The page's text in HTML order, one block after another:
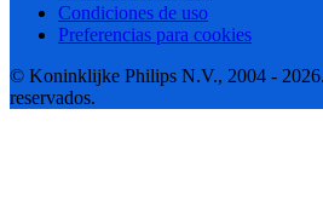
Condiciones de uso
Preferencias para cookies
© Koninklijke Philips N.V., 2004 -
reservados.